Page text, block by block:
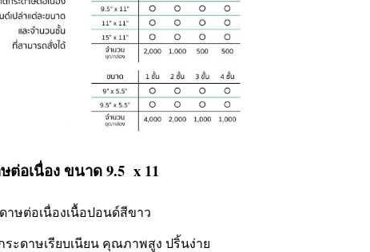
ต่อเนื่อง ขนาด 9.5 x 11
าษต่อเนื่องเนื้อปอนด์สีขาว
ระดาษเรียบเนียน คุณภาพสูง ปริ้นง่าย